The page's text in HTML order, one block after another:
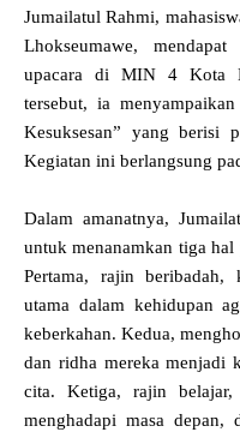
Jumailatul Rahmi,
Lhokseumawe,
upacara di MIN 4 Kota
tersebut, ia
Kesuksesan” yang berisi
Kegiatan ini berlangsung
Dalam amanatnya,
untuk menanamkan tiga
Pertama, rajin beribadah,
utama dalam kehidupan
keberkahan. Kedua,
dan ridha mereka menjadi
cita. Ketiga, rajin
menghadapi masa